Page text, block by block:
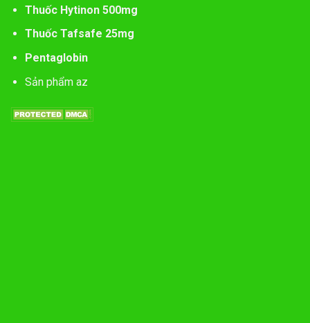
Thuốc Hytinon 500mg
Thuốc Tafsafe 25mg
Pentaglobin
Sản phẩm az